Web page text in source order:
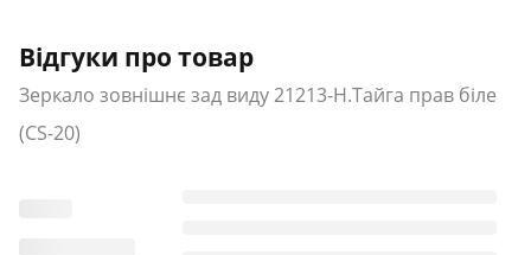
Відгуки про товар
Зеркало зовнішнє зад виду 21213-Н.Тайга прав біле
(CS-20)